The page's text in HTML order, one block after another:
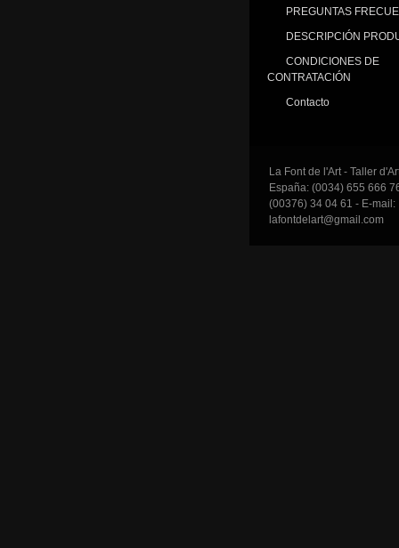
PREGUNTAS
DESCRIPCIÓN
CONDICIONES DE
CONTRATACIÓN
Contacto
La Font de l'Art - Taller
España: (0034) 655 666
(00376) 34 04 61 - E-mail:
lafontdelart@gmail.com